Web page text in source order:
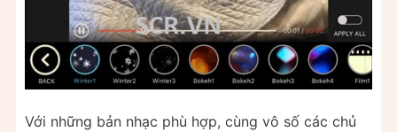
Với những bản nhạc phù hợp, cùng vô số các chủ